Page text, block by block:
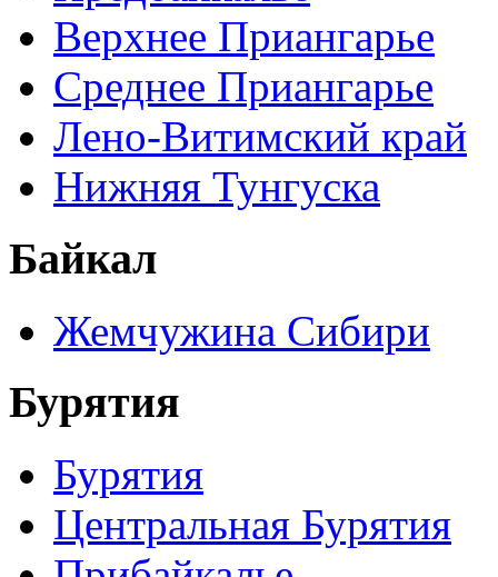
Верхнее Приангарье
Среднее Приангарье
Лено-Витимский край
Нижняя Тунгуска
Байкал
Жемчужина Сибири
Бурятия
Бурятия
Центральная Бурятия